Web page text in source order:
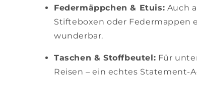
Federmäppchen & Etuis: Auch
Stifteboxen oder Federmappen
wunderbar.
Taschen & Stoffbeutel: Für
Reisen – ein echtes Statement-